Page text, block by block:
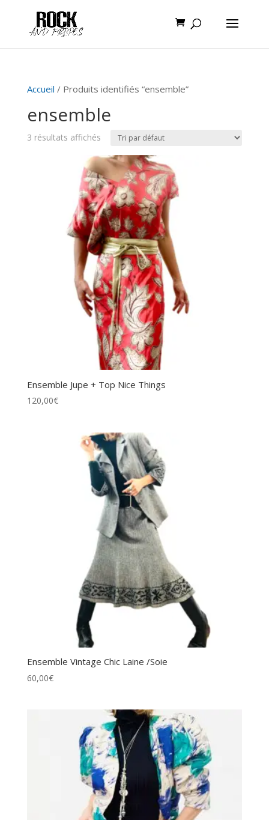
Accueil / Produits identifiés “ensemble”
ensemble
3 résultats affichés
Ensemble Jupe + Top Nice Things
120,00€
Ensemble Vintage Chic Laine /Soie
60,00€